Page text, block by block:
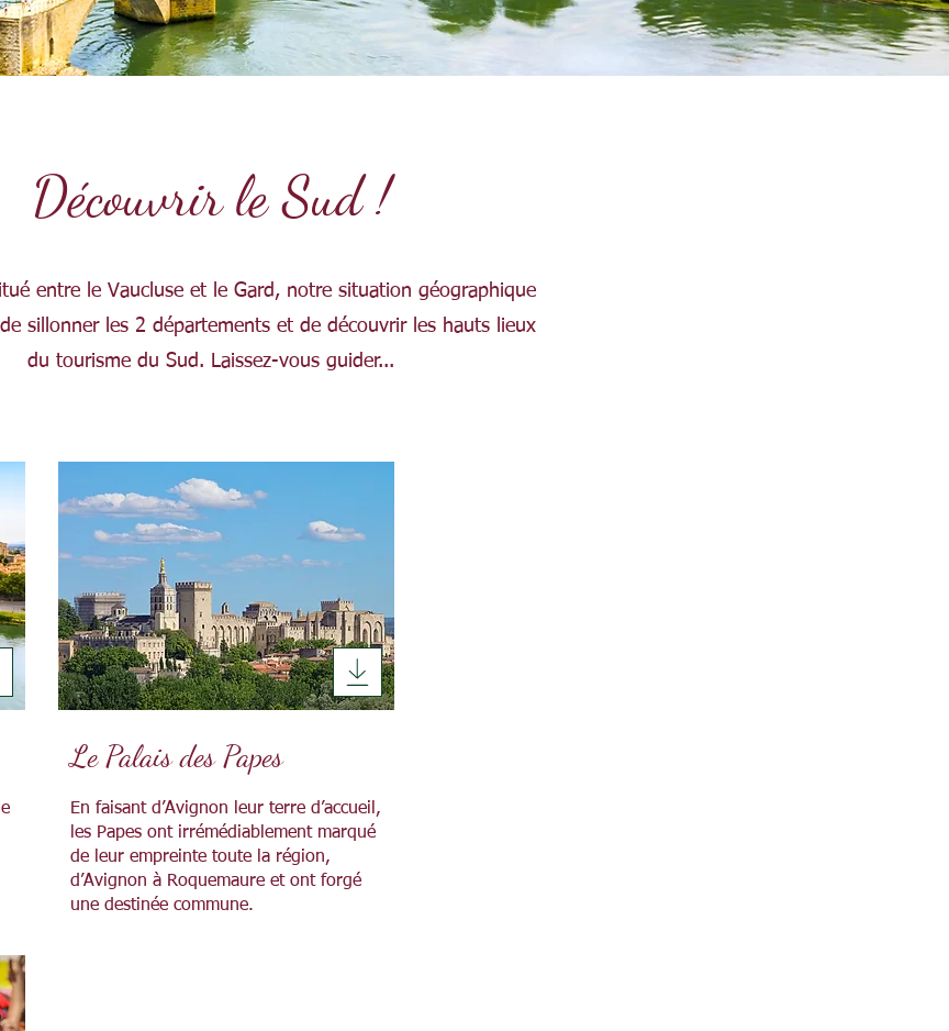
Découvrir le Sud !
entre le Vaucluse et le Gard, notre situation géographique
sillonner les 2 départements et de découvrir les hauts lieux
du tourisme du Sud. Laissez-vous guider...
Le Palais des Papes
En faisant d’Avignon leur terre d’accueil,
les Papes ont irrémédiablement marqué
de leur empreinte toute la région,
d’Avignon à Roquemaure et ont forgé
une destinée commune.